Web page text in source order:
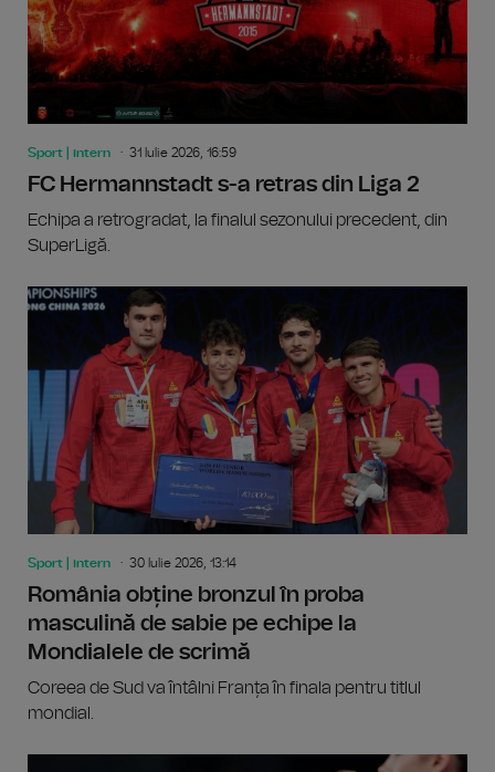
Sport | intern 31 Iulie 2026, 16:59
FC Hermannstadt s-a retras din Liga 2
Echipa a retrogradat, la finalul sezonului precedent, din
SuperLigă.
Sport | intern 30 Iulie 2026, 13:14
România obține bronzul în proba
masculină de sabie pe echipe la
Mondialele de scrimă
Coreea de Sud va întâlni Franța în finala pentru titlul
mondial.